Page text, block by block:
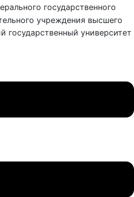
государственного
учреждения высшего
государственный университет